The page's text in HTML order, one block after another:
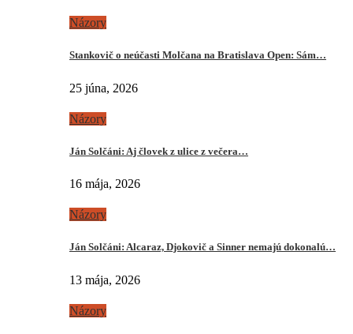
Názory
Stankovič o neúčasti Molčana na Bratislava Open: Sám…
25 júna, 2026
Názory
Ján Solčáni: Aj človek z ulice z večera…
16 mája, 2026
Názory
Ján Solčáni: Alcaraz, Djokovič a Sinner nemajú dokonalú…
13 mája, 2026
Názory